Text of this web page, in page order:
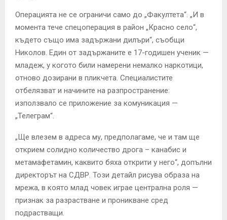
Операцията не се ограничи само до „Факултета“. „И в
момента тече спецоперация в район „Красно село“,
където също има задържани дилъри“, съобщи
Николов. Един от задържаните е 17-годишен ученик —
младеж, у когото били намерени немалко наркотици,
отново дозирани в пликчета. Специалистите
отбелязват и начините на разпространение:
използвало се приложение за комуникация —
„Телеграм“.
„Ще влезем в адреса му, предполагаме, че и там ще
открием солидно количество дрога – канабис и
метамафетамин, каквито бяха открити у него“, допълни
директорът на СДВР. Този детайл рисува образа на
мрежа, в която млад човек играе централна роля —
признак за разрастване и проникване сред
подрастващи.